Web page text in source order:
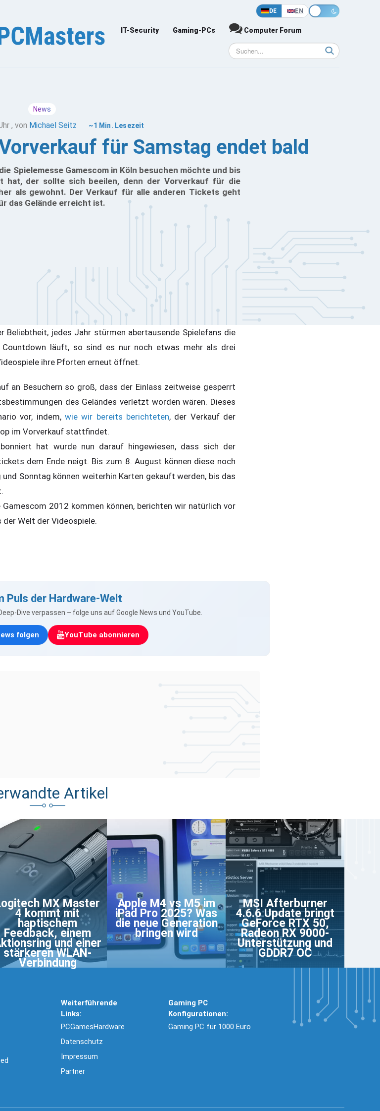
DE EN
IT-Security Gaming-PCs Computer Forum
News
, von Michael Seitz ~1 Min. Lesezeit
für Samstag endet bald
Spielemesse Gamescom in Köln besuchen möchte und bis
hat, der sollte sich beeilen, denn der Vorverkauf für die
als gewohnt. Der Verkauf für alle anderen Tickets geht
das Gelände erreicht ist.
Beliebtheit, jedes Jahr stürmen abertausende Spielefans die
Countdown läuft, so sind es nur noch etwas mehr als drei
ihre Pforten erneut öffnet.
an Besuchern so groß, dass der Einlass zeitweise gesperrt
des Geländes verletzt worden wären. Dieses
vor, indem, wie wir bereits berichteten, der Verkauf der
im Vorverkauf stattfindet.
hat wurde nun darauf hingewiesen, dass sich der
dem Ende neigt. Bis zum 8. August können diese noch
Sonntag können weiterhin Karten gekauft werden, bis das
2012 kommen können, berichten wir natürlich vor
Welt der Videospiele.
Puls der Hardware-Welt
Dive verpassen – folge uns auf Google News und YouTube.
folgen YouTube abonnieren
Artikel
MX Master
4 kommt mit
haptischem
Feedback, einem
und einer
stärkeren WLAN-
Verbindung
Apple M4 vs M5 im
iPad Pro 2025? Was
die neue Generation
bringen wird
MSI Afterburner
4.6.6 Update bringt
GeForce RTX 50,
Radeon RX 9000-
Unterstützung und
GDDR7 OC
Weiterführende
Links:
PCGamesHardware
Datenschutz
Impressum
Partner
Gaming PC
Konfigurationen:
Gaming PC für 1000 Euro